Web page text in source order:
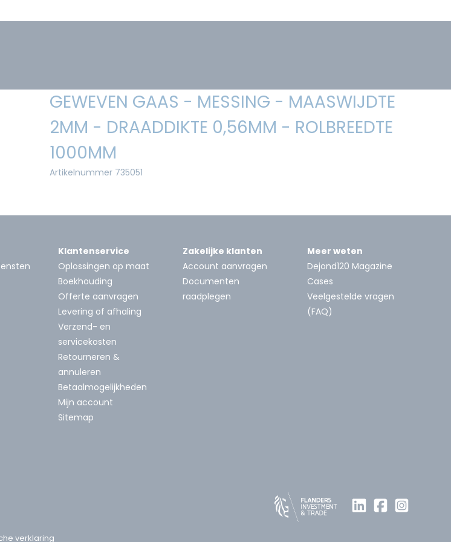
GEWEVEN GAAS - MESSING - MAASWIJDTE
2MM - DRAADDIKTE 0,56MM - ROLBREEDTE
1000MM
Artikelnummer 735051
Klantenservice
Oplossingen op maat
Boekhouding
Offerte aanvragen
Levering of afhaling
Verzend- en
servicekosten
Retourneren &
annuleren
Betaalmogelijkheden
Mijn account
Sitemap
Zakelijke klanten
Account aanvragen
Documenten
raadplegen
Meer weten
Dejond120 Magazine
Cases
Veelgestelde vragen
(FAQ)
verklaring